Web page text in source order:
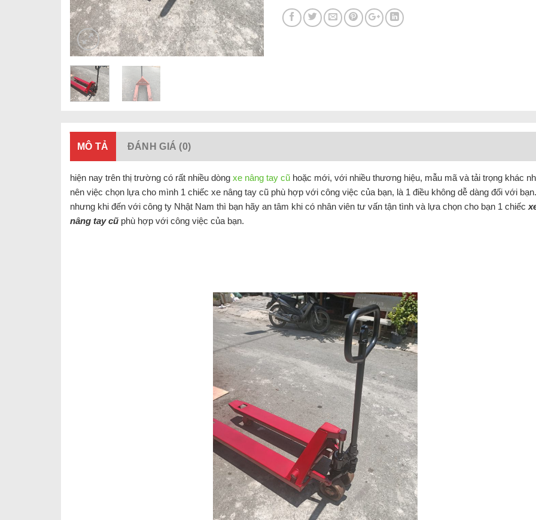
MÔ TẢ ĐÁNH GIÁ (0)
hiện nay trên thị trường có rất nhiều dòng xe nâng tay cũ hoặc mới, với nhiều thương hiệu, mẫu mã và tải trọng khác
nên việc chọn lựa cho mình 1 chiếc xe nâng tay cũ phù hợp với công việc của bạn, là 1 điều không dễ dàng đối với bạn.
nhưng khi đến với công ty Nhật Nam thì bạn hãy an tâm khi có nhân viên tư vấn tận tình và lựa chọn cho bạn 1 chiếc
nâng tay cũ phù hợp với công việc của bạn.